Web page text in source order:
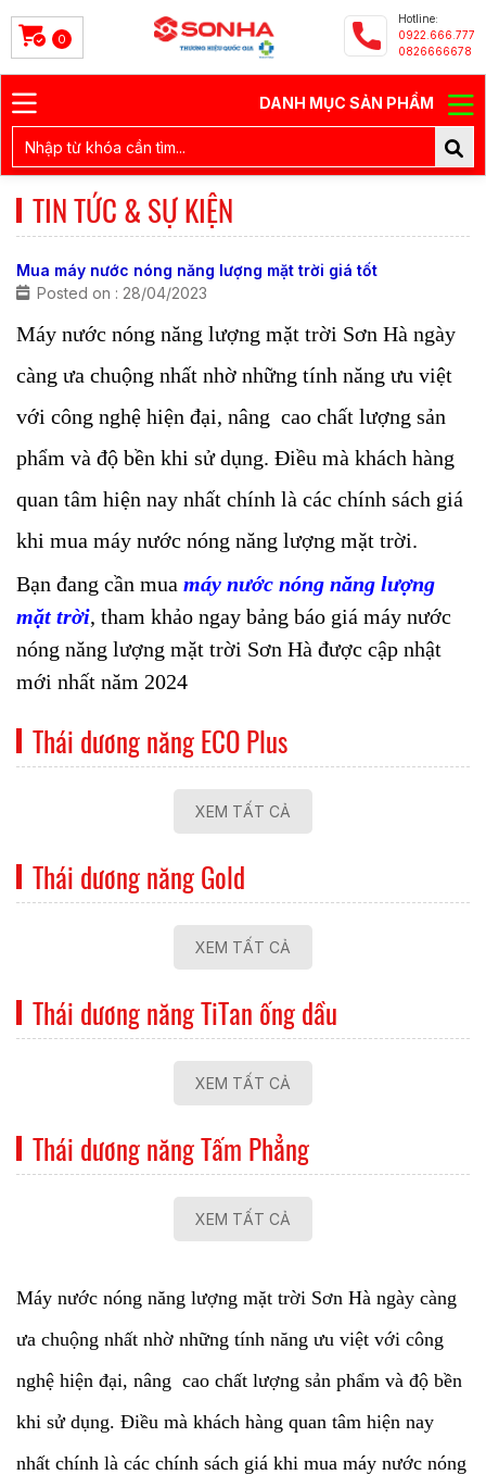
0
Hotline:
0922.666.777
0826666678
DANH MỤC SẢN PHẨM
TIN TỨC & SỰ KIỆN
Mua máy nước nóng năng lượng mặt trời giá tốt
Posted on : 28/04/2023
Máy nước nóng năng lượng mặt trời Sơn Hà ngày
càng ưa chuộng nhất nhờ những tính năng ưu việt
với công nghệ hiện đại, nâng cao chất lượng sản
phẩm và độ bền khi sử dụng. Điều mà khách hàng
quan tâm hiện nay nhất chính là các chính sách giá
khi mua máy nước nóng năng lượng mặt trời.
Bạn đang cần mua máy nước nóng năng lượng
mặt trời, tham khảo ngay bảng báo giá máy nước
nóng năng lượng mặt trời Sơn Hà được cập nhật
mới nhất năm 2024
Thái dương năng ECO Plus
XEM TẤT CẢ
Thái dương năng Gold
XEM TẤT CẢ
Thái dương năng TiTan ống dầu
XEM TẤT CẢ
Thái dương năng Tấm Phẳng
XEM TẤT CẢ
Máy nước nóng năng lượng mặt trời Sơn Hà ngày càng
ưa chuộng nhất nhờ những tính năng ưu việt với công
nghệ hiện đại, nâng cao chất lượng sản phẩm và độ bền
khi sử dụng. Điều mà khách hàng quan tâm hiện nay
nhất chính là các chính sách giá khi mua máy nước nóng